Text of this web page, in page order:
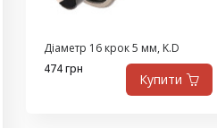
Діаметр 16 крок 5 мм, K.D
474 грн
Купити